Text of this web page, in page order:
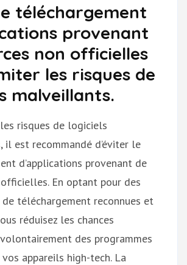
téléchargement
provenant
non officielles
les risques de
malveillants.
risques de logiciels
est recommandé d’éviter le
d’applications provenant de
En optant pour des
téléchargement reconnues et
réduisez les chances
des programmes
appareils high-tech. La